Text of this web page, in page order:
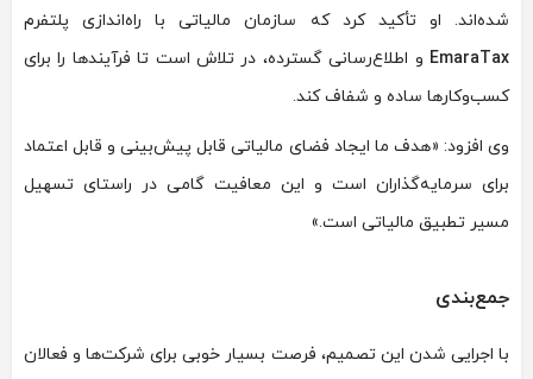
شده‌اند. او تأکید کرد که سازمان مالیاتی با راه‌اندازی پلتفرم
EmaraTax و اطلاع‌رسانی گسترده، در تلاش است تا فرآیندها را برای
کسب‌وکارها ساده و شفاف کند.
وی افزود: «هدف ما ایجاد فضای مالیاتی قابل پیش‌بینی و قابل اعتماد
برای سرمایه‌گذاران است و این معافیت گامی در راستای تسهیل
مسیر تطبیق مالیاتی است.»
جمع‌بندی
با اجرایی شدن این تصمیم، فرصت بسیار خوبی برای شرکت‌ها و فعالان